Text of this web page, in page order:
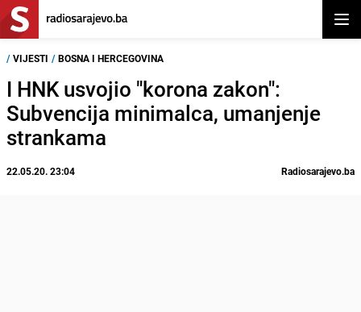
/ VIJESTI / BOSNA I HERCEGOVINA
I HNK usvojio "korona zakon":
Subvencija minimalca, umanjenje
strankama
22.05.20. 23:04 Radiosarajevo.ba